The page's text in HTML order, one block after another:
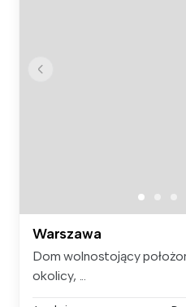
Warszawa
Dom wolnostojący
okolicy, ...